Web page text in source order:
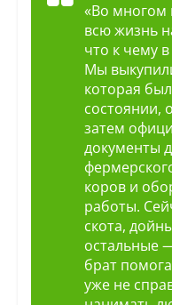
«Во многом
всю жизнь
что к чему
Мы
которая
состоянии,
затем
документы
коров и
работы.
скота,
остальные
брат
уже не